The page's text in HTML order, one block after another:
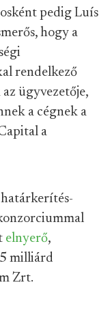
pedig Luís
hogy a
rendelkező
ügyvezetője,
a cégnek a
a
elnyerő,
milliárd
Zrt.